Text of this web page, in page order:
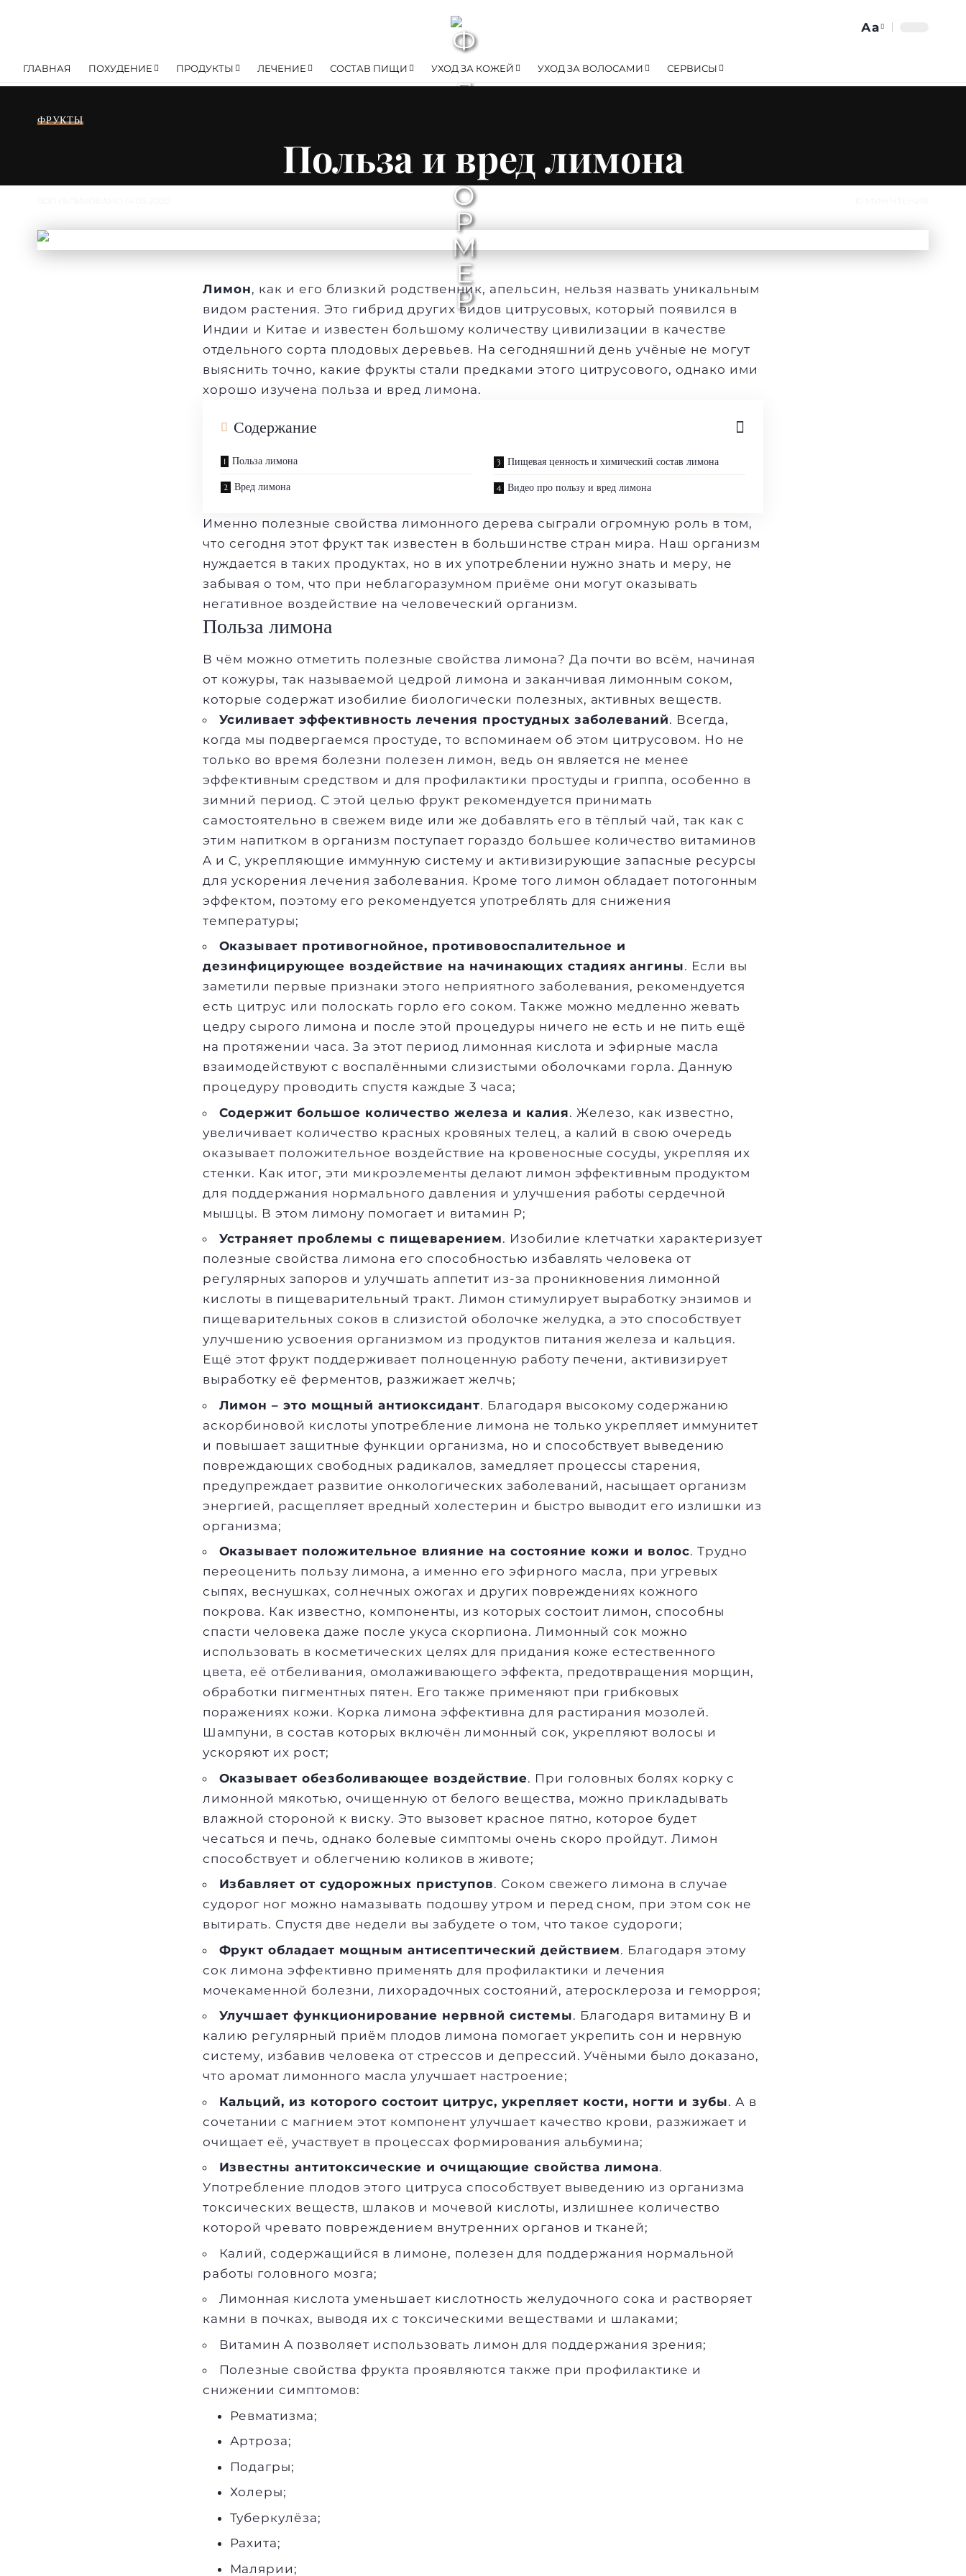
Изменение
Аа
ГЛАВНАЯ ПОХУДЕНИЕ ПРОДУКТЫ ЛЕЧЕНИЕ СОСТАВ ПИЩИ УХОД ЗА КОЖЕЙ УХОД ЗА ВОЛОСАМИ СЕРВИСЫ
ФРУКТЫ
Польза и вред лимона
Лимон, как и его близкий родственник, апельсин, нельзя назвать уникальным
видом растения. Это гибрид других видов цитрусовых, который появился в
Индии и Китае и известен большому количеству цивилизации в качестве
отдельного сорта плодовых деревьев. На сегодняшний день учёные не могут
выяснить точно, какие фрукты стали предками этого цитрусового, однако ими
хорошо изучена польза и вред лимона.
Содержание
Польза лимона
Вред лимона
Пищевая ценность и химический состав лимона
Видео про пользу и вред лимона
Именно полезные свойства лимонного дерева сыграли огромную роль в том,
что сегодня этот фрукт так известен в большинстве стран мира. Наш организм
нуждается в таких продуктах, но в их употреблении нужно знать и меру, не
забывая о том, что при неблагоразумном приёме они могут оказывать
негативное воздействие на человеческий организм.
Польза лимона
В чём можно отметить полезные свойства лимона? Да почти во всём, начиная
от кожуры, так называемой цедрой лимона и заканчивая лимонным соком,
которые содержат изобилие биологически полезных, активных веществ.
Усиливает эффективность лечения простудных заболеваний. Всегда,
когда мы подвергаемся простуде, то вспоминаем об этом цитрусовом. Но не
только во время болезни полезен лимон, ведь он является не менее
эффективным средством и для профилактики простуды и гриппа, особенно в
зимний период. С этой целью фрукт рекомендуется принимать
самостоятельно в свежем виде или же добавлять его в тёплыйчай , так как с
этим напитком в организм поступает гораздо большее количество витаминов
A и C, укрепляющие иммунную систему и активизирующие запасные ресурсы
для ускорения лечения заболевания. Кроме того лимон обладает потогонным
эффектом, поэтому его рекомендуется употреблять для снижения
температуры;
Оказывает противогнойное, противовоспалительное и
дезинфицирующее воздействие на начинающих стадиях ангины. Если вы
заметили первые признаки этого неприятного заболевания, рекомендуется
есть цитрус или полоскать горло его соком. Также можно медленно жевать
цедру сырого лимона и после этой процедуры ничего не есть и не пить ещё
на протяжении часа. За этот период лимонная кислота и эфирные масла
взаимодействуют с воспалёнными слизистыми оболочками горла. Данную
процедуру проводить спустя каждые 3 часа;
Содержит большое количество железа и калия. Железо, как известно,
увеличивает количество красных кровяных телец, а калий в свою очередь
оказывает положительное воздействие на кровеносные сосуды, укрепляя их
стенки. Как итог, эти микроэлементы делают лимон эффективным продуктом
для поддержания нормального давления и улучшения работы сердечной
мышцы. В этом лимону помогает и витамин P;
Устраняет проблемы с пищеварением. Изобилие клетчатки характеризует
полезные свойства лимона его способностью избавлять человека от
регулярных запоров и улучшать аппетит из-за проникновения лимонной
кислоты в пищеварительный тракт. Лимон стимулирует выработку энзимов и
пищеварительных соков в слизистой оболочке желудка, а это способствует
улучшению усвоения организмом из продуктов питания железа и кальция.
Ещё этот фрукт поддерживает полноценную работу печени, активизирует
выработку её ферментов, разжижает желчь;
Лимон – это мощный антиоксидант. Благодаря высокому содержанию
аскорбиновой кислоты употребление лимона не только укрепляет иммунитет
и повышает защитные функции организма, но и способствует выведению
повреждающих свободных радикалов, замедляет процессы старения,
предупреждает развитие онкологических заболеваний, насыщает организм
энергией, расщепляет вредный холестерин и быстро выводит его излишки из
организма;
Оказывает положительное влияние на состояние кожи и волос. Трудно
переоценить пользу лимона, а именно его эфирного масла, при угревых
сыпях, веснушках, солнечных ожогах и других повреждениях кожного
покрова. Как известно, компоненты, из которых состоит лимон, способны
спасти человека даже после укуса скорпиона. Лимонный сок можно
использовать в косметических целях для придания коже естественного
цвета, её отбеливания, омолаживающего эффекта, предотвращения морщин,
обработки пигментных пятен. Его также применяют при грибковых
поражениях кожи. Корка лимона эффективна для растирания мозолей.
Шампуни, в состав которых включён лимонный сок, укрепляют волосы и
ускоряют их рост;
Оказывает обезболивающее воздействие. При головных болях корку с
лимонной мякотью, очищенную от белого вещества, можно прикладывать
влажной стороной к виску. Это вызовет красное пятно, которое будет
чесаться и печь, однако болевые симптомы очень скоро пройдут. Лимон
способствует и облегчению коликов в животе;
Избавляет от судорожных приступов. Соком свежего лимона в случае
судорог ног можно намазывать подошву утром и перед сном, при этом сок не
вытирать. Спустя две недели вы забудете о том, что такое судороги;
Фрукт обладает мощным антисептический действием. Благодаря этому
сок лимона эффективно применять для профилактики и лечения
мочекаменной болезни, лихорадочных состояний, атеросклероза и геморроя;
Улучшает функционирование нервной системы. Благодаря витамину B и
калию регулярный приём плодов лимона помогает укрепить сон и нервную
систему, избавив человека от стрессов и депрессий. Учёными было доказано,
что аромат лимонного масла улучшает настроение;
Кальций, из которого состоит цитрус, укрепляет кости, ногти и зубы. А в
сочетании с магнием этот компонент улучшает качество крови, разжижает и
очищает её, участвует в процессах формирования альбумина;
Известны антитоксические и очищающие свойства лимона.
Употребление плодов этого цитруса способствует выведению из организма
токсических веществ, шлаков и мочевой кислоты, излишнее количество
которой чревато повреждением внутренних органов и тканей;
Калий, содержащийся в лимоне, полезен для поддержания нормальной
работы головного мозга;
Лимонная кислота уменьшает кислотность желудочного сока и растворяет
камни в почках, выводя их с токсическими веществами и шлаками;
Витамин A позволяет использовать лимон для поддержания зрения;
Полезные свойства фрукта проявляются также при профилактике и
снижении симптомов:
Ревматизма;
Артроза;
Подагры;
Холеры;
Туберкулёза;
Рахита;
Малярии;